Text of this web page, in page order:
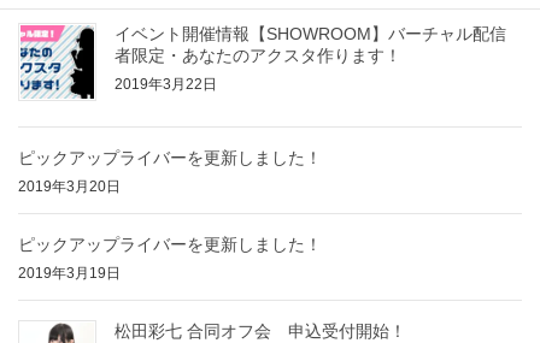
イベント開催情報【SHOWROOM】バーチャル配信
者限定・あなたのアクスタ作ります！
2019年3月22日
ピックアップライバーを更新しました！
2019年3月20日
ピックアップライバーを更新しました！
2019年3月19日
松田彩七 合同オフ会 申込受付開始！